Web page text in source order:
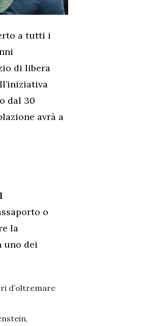
a tutti i
di libera
dal 30
avrà a
o
la
uno dei
d’oltremare